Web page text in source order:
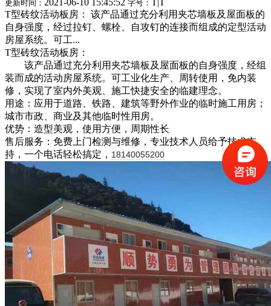
更新时间： 字号：
T型砖纹活动板房： 该产品通过充分利用夹芯墙板及屋面板的
自身强度，经过拉钉、螺栓、自攻钉的连接而组成的定型活动
房屋系统。可工...
T型砖纹活动板房：
该产品通过充分利用夹芯墙板及屋面板的自身强度，经组
装而成的活动房屋系统。可工业化生产、周转使用，免内装
修，实现了室内外美观、施工快捷安全的临建理念。
用途：应用于道路、铁路、建筑等野外作业的临时施工用房；
城市市政、商业及其他临时性用房。
优势：造型美观，使用方便，周期性长
售后服务：免费上门检测与维修，专业技术人员给予技术支
持，一个电话轻松搞定， 18140055200